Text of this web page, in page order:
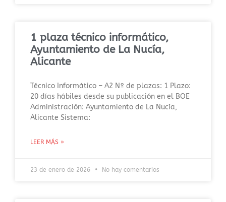
1 plaza técnico informático,
Ayuntamiento de La Nucía,
Alicante
Técnico Informático – A2 Nº de plazas: 1 Plazo:
20 días hábiles desde su publicación en el BOE
Administración: Ayuntamiento de La Nucía,
Alicante Sistema:
LEER MÁS »
23 de enero de 2026 No hay comentarios